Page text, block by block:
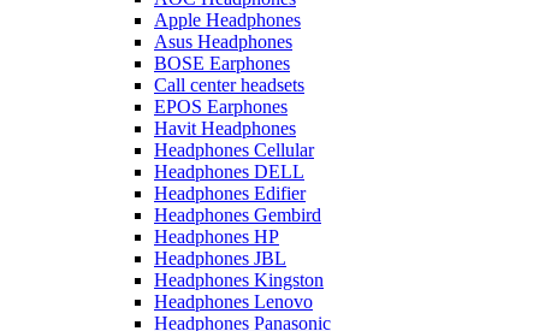
Apple Headphones
Asus Headphones
BOSE Earphones
Call center headsets
EPOS Earphones
Havit Headphones
Headphones Cellular
Headphones DELL
Headphones Edifier
Headphones Gembird
Headphones HP
Headphones JBL
Headphones Kingston
Headphones Lenovo
Headphones Panasonic